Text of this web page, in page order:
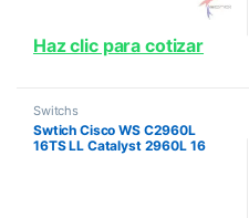
Haz clic para cotizar
Switchs
Swtich Cisco WS C2960L
16TS LL Catalyst 2960L 16